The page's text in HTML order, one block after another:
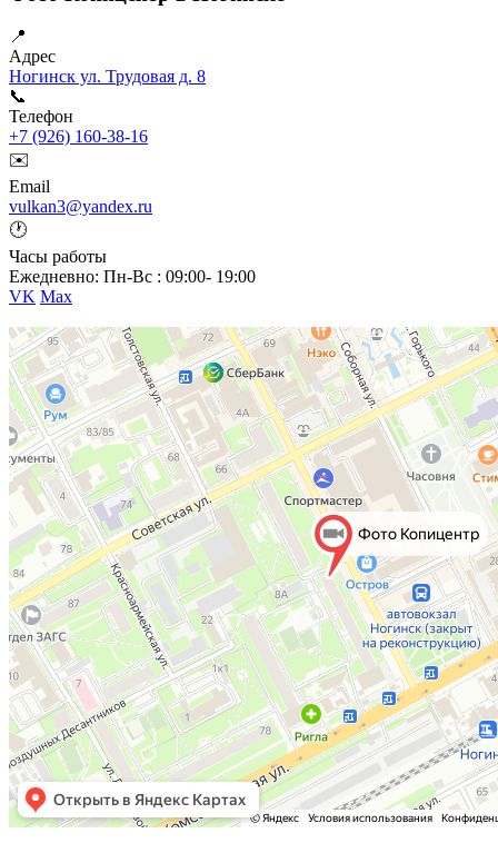
📍
Адрес
Ногинск ул. Трудовая д. 8
📞
Телефон
+7 (926) 160-38-16
✉️
Email
vulkan3@yandex.ru
🕐
Часы работы
Ежедневно: Пн-Вс : 09:00- 19:00
VK Max